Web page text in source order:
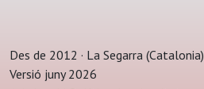
Des de 2012 · La Segarra (Catalonia)
Versió juny 2026